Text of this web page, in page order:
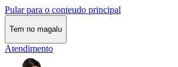
Pular para o conteudo principal
Tem no magalu
Atendimento